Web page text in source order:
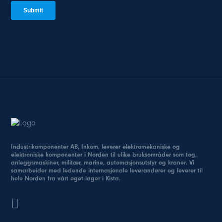
Industrikomponenter AB, Inkom, leverer elektromekaniske og
elektroniske komponenter i Norden til ulike bruksområder som tog,
anleggsmaskiner, militær, marine, automasjonsutstyr og kraner. Vi
samarbeider med ledende internasjonale leverandører og leverer til
hele Norden fra vårt eget lager i Kista.